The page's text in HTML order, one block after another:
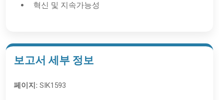
혁신 및 지속가능성
보고서 세부 정보
페이지: SIK1593